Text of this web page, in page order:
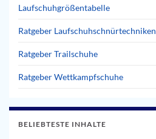
Laufschuhgrößentabelle
Ratgeber Laufschuhschnürtechniken
Ratgeber Trailschuhe
Ratgeber Wettkampfschuhe
BELIEBTESTE INHALTE